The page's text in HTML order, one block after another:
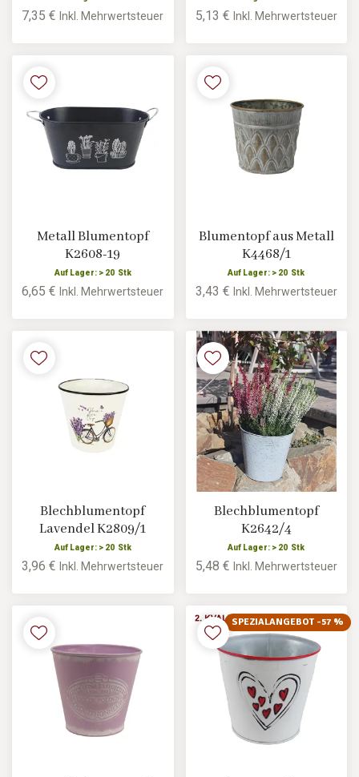
7,35 €Inkl. Mehrwertsteuer 5,13 € Inkl. Mehrwertsteuer
Metall Blumentopf
K2608-19
Auf Lager: > 20 Stk
6,65 €Inkl. Mehrwertsteuer
Blumentopf aus Metall
K4468/1
Auf Lager: > 20 Stk
3,43 € Inkl. Mehrwertsteuer
Blechblumentopf
Lavendel K2809/1
Auf Lager: > 20 Stk
3,96 €Inkl. Mehrwertsteuer
Blechblumentopf
K2642/4
Auf Lager: > 20 Stk
5,48 € Inkl. Mehrwertsteuer
SPEZIALANGEBOT -57 %